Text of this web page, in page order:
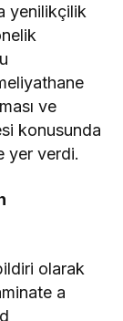
yenilikçilik
ve
konusunda
yer verdi.
olarak
a